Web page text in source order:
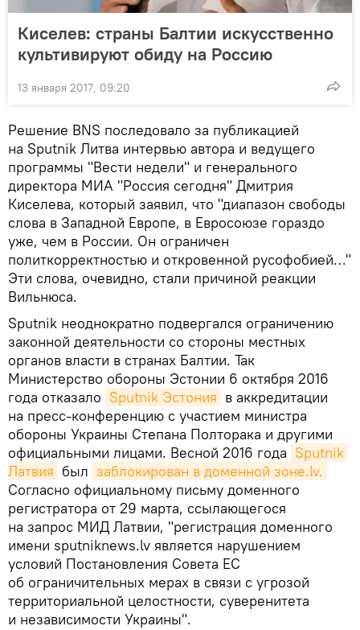
Киселев: страны Балтии искусственно
культивируют обиду на Россию
13 января 2017, 09:20
Решение BNS последовало за публикацией
на Sputnik Литва интервью автора и ведущего
программы "Вести недели" и генерального
директора МИА "Россия сегодня" Дмитрия
Киселева, который заявил, что "диапазон свободы
слова в Западной Европе, в Евросоюзе гораздо
уже, чем в России. Он ограничен
политкорректностью и откровенной русофобией…"
Эти слова, очевидно, стали причиной реакции
Вильнюса.
Sputnik неоднократно подвергался ограничению
законной деятельности со стороны местных
органов власти в странах Балтии. Так
Министерство обороны Эстонии 6 октября 2016
года отказало Sputnik Эстония в аккредитации
на пресс-конференцию с участием министра
обороны Украины Степана Полторака и другими
официальными лицами. Весной 2016 года Sputnik
Латвия был заблокирован в доменной зоне.lv.
Согласно официальному письму доменного
регистратора от 29 марта, ссылающегося
на запрос МИД Латвии, "регистрация доменного
имени sputniknews.lv является нарушением
условий Постановления Совета ЕС
об ограничительных мерах в связи с угрозой
территориальной целостности, суверенитета
и независимости Украины".